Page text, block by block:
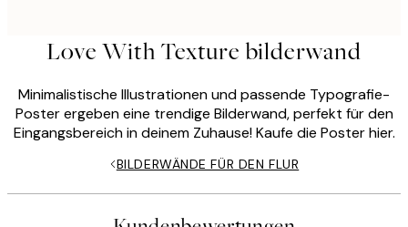
Love With Texture bilderwand
Minimalistische Illustrationen und passende Typografie-
Poster ergeben eine trendige Bilderwand, perfekt für den
Eingangsbereich in deinem Zuhause! Kaufe die Poster hier.
BILDERWÄNDE FÜR DEN FLUR